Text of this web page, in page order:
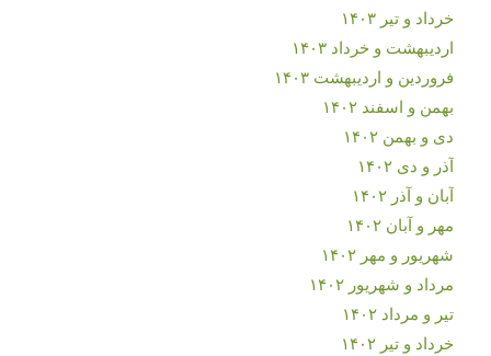
خرداد و تیر ۱۴۰۳
اردیبهشت و خرداد ۱۴۰۳
فروردین و اردیبهشت ۱۴۰۳
بهمن و اسفند ۱۴۰۲
دی و بهمن ۱۴۰۲
آذر و دی ۱۴۰۲
آبان و آذر ۱۴۰۲
مهر و آبان ۱۴۰۲
شهریور و مهر ۱۴۰۲
مرداد و شهریور ۱۴۰۲
تیر و مرداد ۱۴۰۲
خرداد و تیر ۱۴۰۲